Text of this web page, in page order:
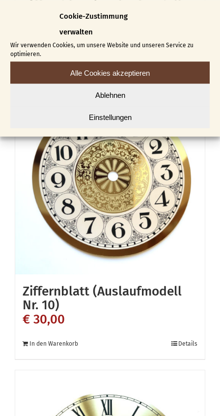
Cookie-Zustimmung
verwalten
Wir verwenden Cookies, um unsere Website und unseren Service zu
optimieren.
Alle Cookies akzeptieren
Ablehnen
Einstellungen
Ziffernblatt (Auslaufmodell
20,00
In den Warenkorb
Ziffernblatt (Auslaufmodell
Nr. 10)
€ 30,00
In den Warenkorb Details